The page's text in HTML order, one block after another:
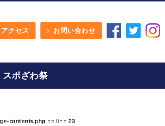
アクセス お問い合わせ
スポざわ祭
contents.php on line 23